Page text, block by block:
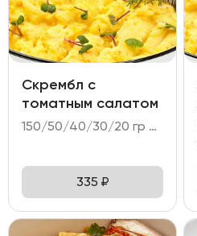
Скрембл с
томатным салатом
150/50/40/30/20 гр Состав: - яйцо куриное (3 шт); - салат томатный; - тартин пшеничный; - намазка сырная; - микс салата.
335 ₽